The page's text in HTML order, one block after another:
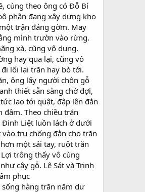
cùng theo ông có Đỗ Bí
phận đang xây dựng kho
trận đáng gờm. May
mình trườn vào rừng.
xà, cũng vô dụng.
hay qua lại, cũng vô
lối lại trăn hay bò tới.
ông lấy người chôn gỗ
thiết sẵn sàng chờ đợi,
lao tới quật, đập lên đằn
Theo chiều trăn
Liệt luồn lách ở dưới
trụ chống đằn cho trăn
một sải tay, ruột trăn
trông thấy vô cùng
cây gỗ. Lê Sát và Trịnh
phục
hàng trăn năm dư